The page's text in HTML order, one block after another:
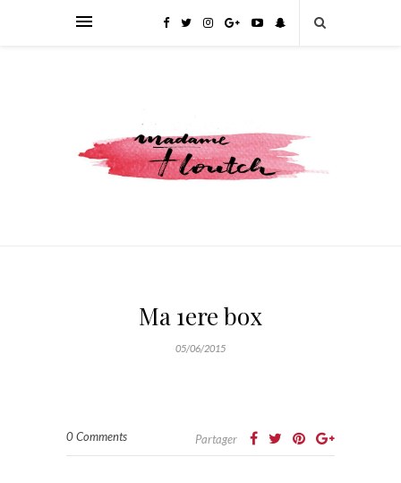
Ma 1ere box
05/06/2015
0 Comments Partager